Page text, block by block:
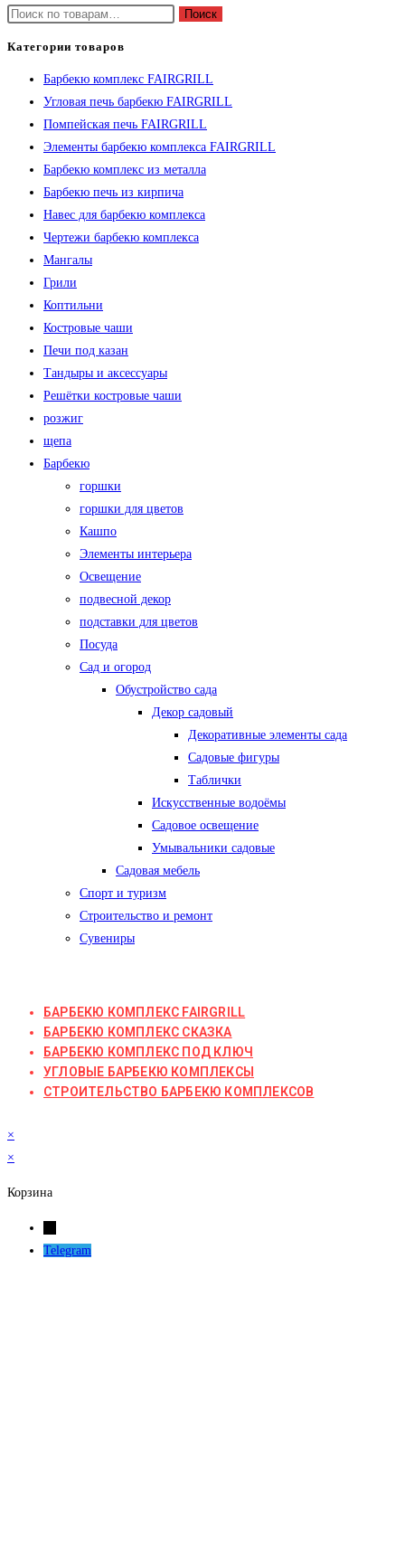
Искать: Поиск
Категории товаров
Барбекю комплекс FAIRGRILL
Угловая печь барбекю FAIRGRILL
Помпейская печь FAIRGRILL
Элементы барбекю комплекса FAIRGRILL
Барбекю комплекс из металла
Барбекю печь из кирпича
Навес для барбекю комплекса
Чертежи барбекю комплекса
Мангалы
Грили
Коптильни
Костровые чаши
Печи под казан
Тандыры и аксессуары
Решётки костровые чаши
розжиг
щепа
Барбекю
горшки
горшки для цветов
Кашпо
Элементы интерьера
Освещение
подвесной декор
подставки для цветов
Посуда
Сад и огород
Обустройство сада
Декор садовый
Декоративные элементы сада
Садовые фигуры
Таблички
Искусственные водоёмы
Садовое освещение
Умывальники садовые
Садовая мебель
Спорт и туризм
Строительство и ремонт
Сувениры
БАРБЕКЮ КОМПЛЕКС FAIRGRILL
БАРБЕКЮ КОМПЛЕКС СКАЗКА
БАРБЕКЮ КОМПЛЕКС ПОД КЛЮЧ
УГЛОВЫЕ БАРБЕКЮ КОМПЛЕКСЫ
СТРОИТЕЛЬСТВО БАРБЕКЮ КОМПЛЕКСОВ
×
×
Корзина
Telegram